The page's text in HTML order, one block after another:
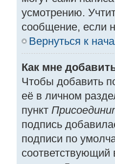
усмотрению.
сообщение, если
Вернуться к
Как мне
Чтобы добавить
её в личном
пункт
подпись
подписи по